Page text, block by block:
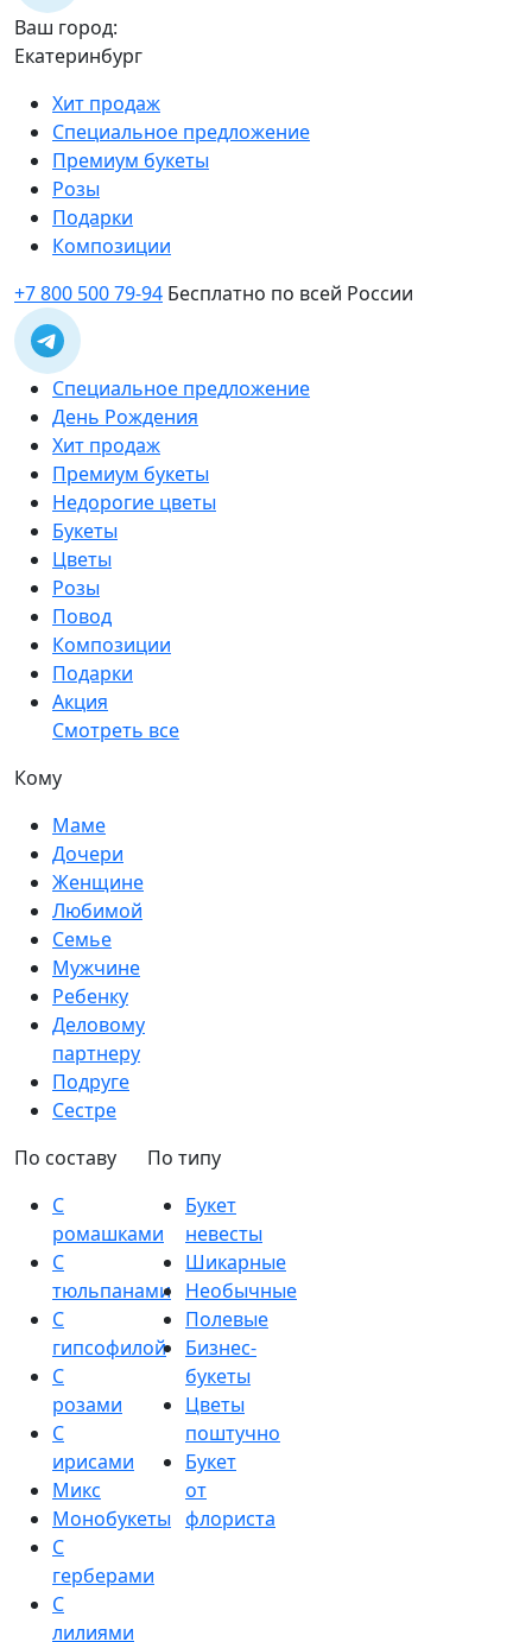
Ваш город:
Екатеринбург
Хит продаж
Специальное предложение
Премиум букеты
Розы
Подарки
Композиции
+7 800 500 79-94 Бесплатно по всей России
Специальное предложение
День Рождения
Хит продаж
Премиум букеты
Недорогие цветы
Букеты
Цветы
Розы
Повод
Композиции
Подарки
Акция
Смотреть все
Кому
Маме
Дочери
Женщине
Любимой
Семье
Мужчине
Ребенку
Деловому
партнеру
Подруге
Сестре
По составу
С
ромашками
С
тюльпанами
С
гипсофилой
С
розами
С
ирисами
Микс
Монобукеты
С
герберами
С
лилиями
По типу
Букет
невесты
Шикарные
Необычные
Полевые
Бизнес-
букеты
Цветы
поштучно
Букет
от
флориста